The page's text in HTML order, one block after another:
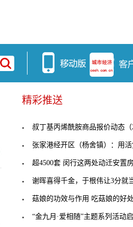
精彩推送
叔丁基丙烯酰胺商品报价动态（
张家港经开区（杨舍镇）：用活党建
超4500套 闵行这两处动迁安置
谢晖喜得千金，于根伟让3分就当随礼
菇娘的功效与作用 吃菇娘的好
“金九月·爱相随”主题系列活动